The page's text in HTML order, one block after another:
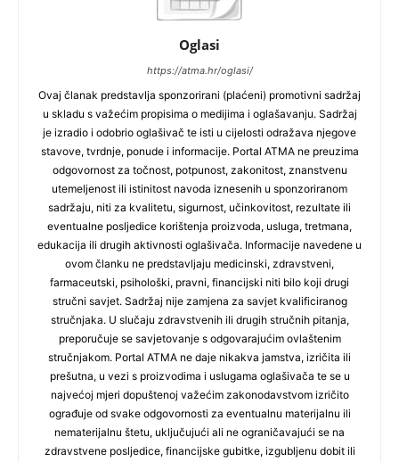
Oglasi
https://atma.hr/oglasi/
Ovaj članak predstavlja sponzorirani (plaćeni) promotivni sadržaj
u skladu s važećim propisima o medijima i oglašavanju. Sadržaj
je izradio i odobrio oglašivač te isti u cijelosti odražava njegove
stavove, tvrdnje, ponude i informacije. Portal ATMA ne preuzima
odgovornost za točnost, potpunost, zakonitost, znanstvenu
utemeljenost ili istinitost navoda iznesenih u sponzoriranom
sadržaju, niti za kvalitetu, sigurnost, učinkovitost, rezultate ili
eventualne posljedice korištenja proizvoda, usluga, tretmana,
edukacija ili drugih aktivnosti oglašivača. Informacije navedene u
ovom članku ne predstavljaju medicinski, zdravstveni,
farmaceutski, psihološki, pravni, financijski niti bilo koji drugi
stručni savjet. Sadržaj nije zamjena za savjet kvalificiranog
stručnjaka. U slučaju zdravstvenih ili drugih stručnih pitanja,
preporučuje se savjetovanje s odgovarajućim ovlaštenim
stručnjakom. Portal ATMA ne daje nikakva jamstva, izričita ili
prešutna, u vezi s proizvodima i uslugama oglašivača te se u
najvećoj mjeri dopuštenoj važećim zakonodavstvom izričito
ograđuje od svake odgovornosti za eventualnu materijalnu ili
nematerijalnu štetu, uključujući ali ne ograničavajući se na
zdravstvene posljedice, financijske gubitke, izgubljenu dobit ili